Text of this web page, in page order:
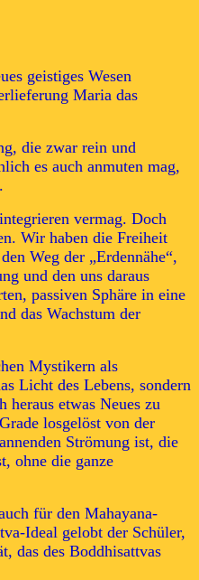
geistiges Wesen
Maria das
die zwar rein und
es auch anmuten mag,
vermag. Doch
Wir haben die Freiheit
Weg der „Erdennähe“,
und den uns daraus
passiven Sphäre in eine
das Wachstum der
Mystikern als
Licht des Lebens, sondern
etwas Neues zu
losgelöst von der
Strömung ist, die
ohne die ganze
für den Mahayana-
Ideal gelobt der Schüler,
das des Boddhisattvas